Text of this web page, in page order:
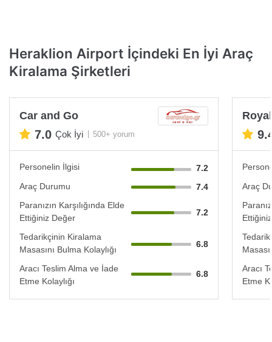
Heraklion Airport İçindeki En İyi Araç
Kiralama Şirketleri
Car and Go
7.0 Çok İyi 500+ yorum
Personelin İlgisi
7.2
Araç Durumu
7.4
Paranızın Karşılığında Elde
Ettiğiniz Değer
7.2
Tedarikçinin Kiralama
Masasını Bulma Kolaylığı
6.8
Aracı Teslim Alma ve İade
Etme Kolaylığı
6.8
Araç
Aracı
Etme